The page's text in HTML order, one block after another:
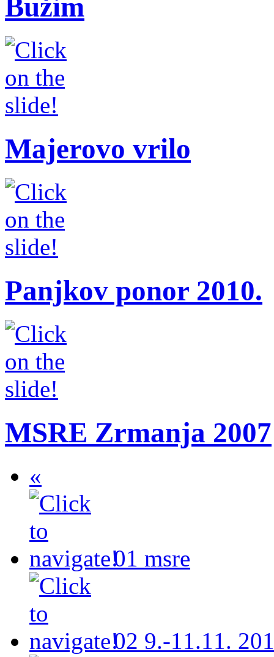
Bužim
Majerovo vrilo
Panjkov ponor 2010.
MSRE Zrmanja 2007
«
01 msre
02 9.-11.11.